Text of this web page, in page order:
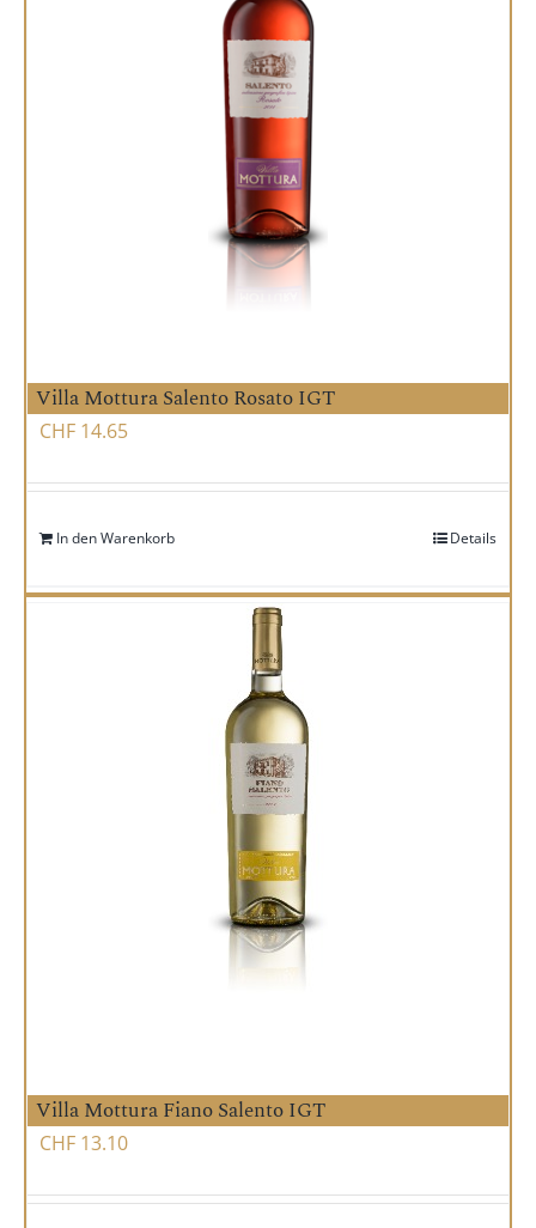
Villa Mottura Salento Rosato IGT
CHF 14.65
In den Warenkorb Details
Villa Mottura Fiano Salento IGT
CHF 13.10